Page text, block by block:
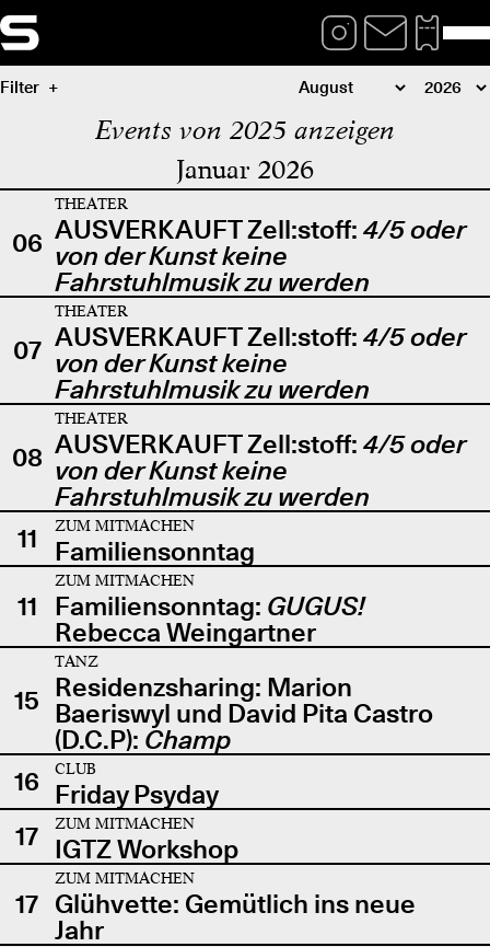
Filter
Events von 2025 anzeigen
Januar 2026
06
THEATER
AUSVERKAUFT Zell:stoff: 4/5 oder
von der Kunst keine
Fahrstuhlmusik zu werden
07
THEATER
AUSVERKAUFT Zell:stoff: 4/5 oder
von der Kunst keine
Fahrstuhlmusik zu werden
08
THEATER
AUSVERKAUFT Zell:stoff: 4/5 oder
von der Kunst keine
Fahrstuhlmusik zu werden
11
ZUM MITMACHEN
Familiensonntag
11
ZUM MITMACHEN
Familiensonntag: GUGUS!
Rebecca Weingartner
15
TANZ
Residenzsharing: Marion
Baeriswyl und David Pita Castro
(D.C.P): Champ
16
CLUB
Friday Psyday
17
ZUM MITMACHEN
IGTZ Workshop
17
ZUM MITMACHEN
Glühvette: Gemütlich ins neue
Jahr